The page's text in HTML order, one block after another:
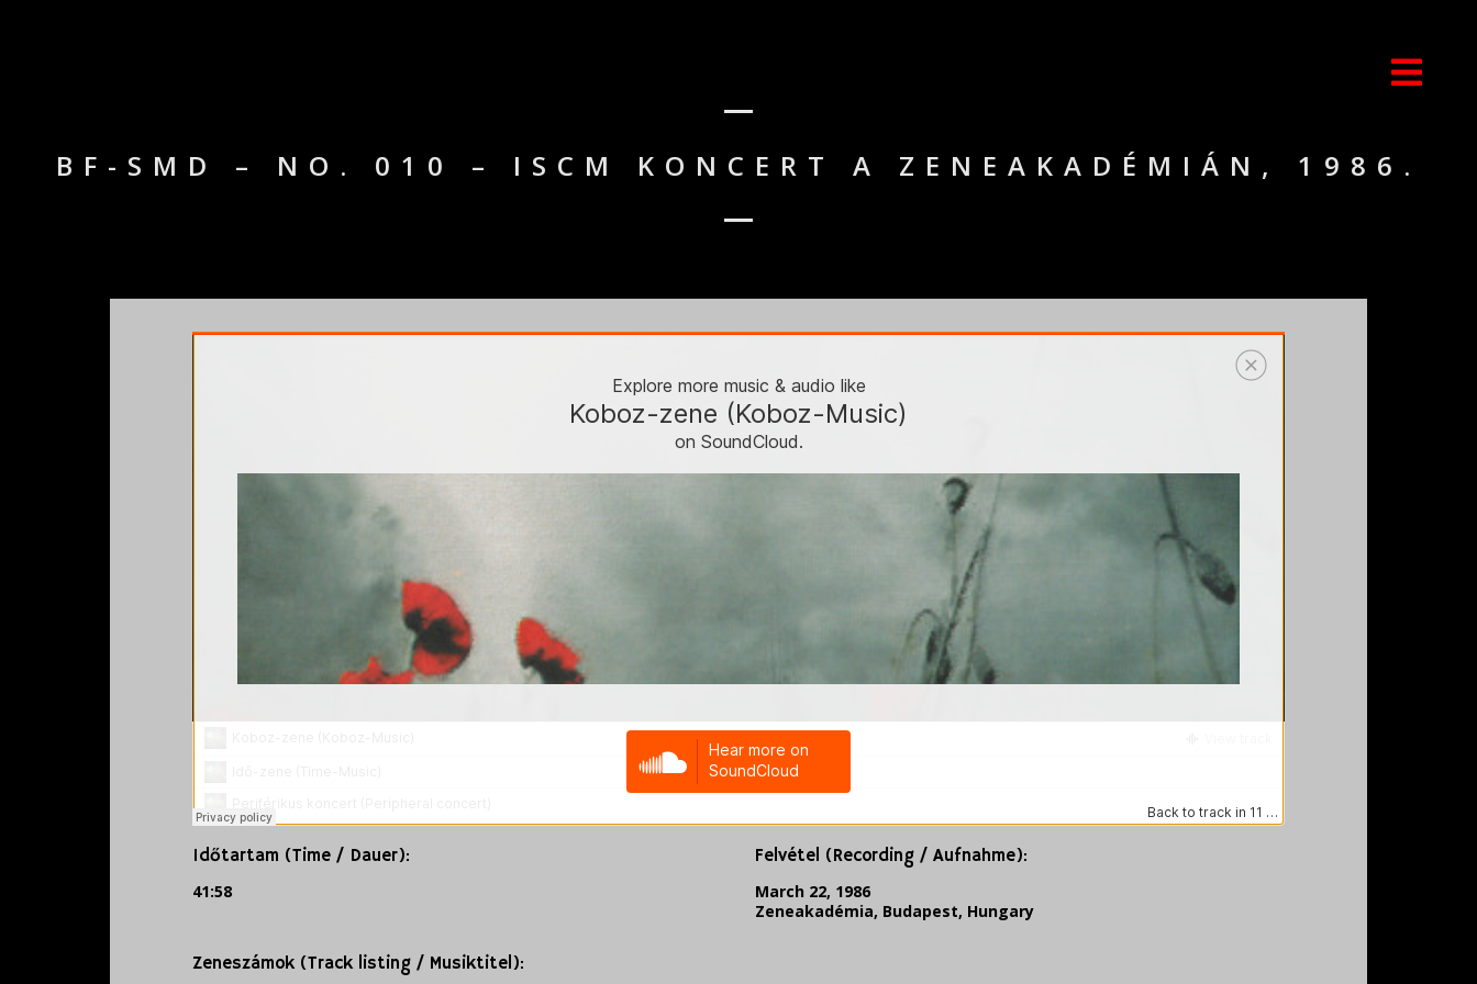
BF-SMD – NO. 010 – ISCM KONCERT A ZENEAKADÉMIÁN, 1986.
Időtartam (Time / Dauer):
41:58
Felvétel (Recording / Aufnahme):
March 22, 1986
Zeneakadémia, Budapest, Hungary
Zeneszámok (Track listing / Musiktitel):